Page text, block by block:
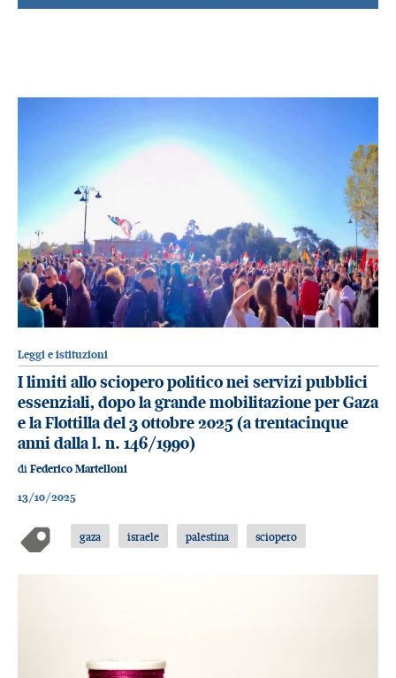
Leggi e istituzioni
I limiti allo sciopero politico nei servizi pubblici
essenziali, dopo la grande mobilitazione per Gaza
e la Flottilla del 3 ottobre 2025 (a trentacinque
anni dalla l. n. 146/1990)
di Federico Martelloni
13/10/2025
gaza israele palestina sciopero